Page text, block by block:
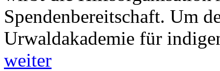
Spendenbereitschaft. Um
Urwaldakademie für
weiter